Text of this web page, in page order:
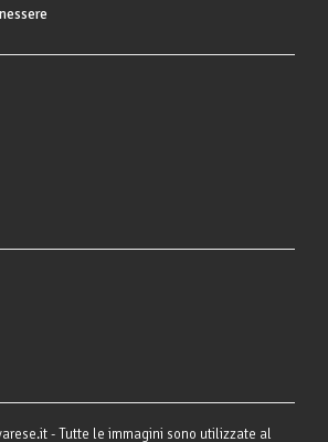
- Tutte le immagini sono utilizzate al